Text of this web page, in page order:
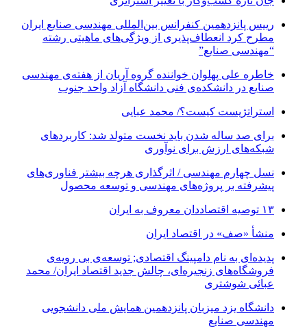
رییس پانزدهمین کنفرانس بین‌المللی مهندسی صنایع ایران
مطرح کرد انعطاف‌پذیری از ویژگی‌های ماهیتی رشته
“مهندسی صنایع”
خاطره علی پهلوان خواننده گروه آریان از هفته‌ی مهندسی
صنایع در دانشکده‌ی فنی دانشگاه آزاد واحد جنوب
استراتژیست کیست؟‬/ محمد عبایی
برای صد ساله شدن باید نخست متولد شد: کاربردهای
شبکه‌های ارزش برای نوآوری
نسل چهارم مهندسی / اثرگذاری هرچه بیشتر فناوری‌های
پیشرفته بر پروژه‌های مهندسی و توسعه محصول
۱۳ توصیه اقتصاددان معروف به ایران
منشأ «صف» در اقتصاد ایران
پدیده‌ای به نام دامپینگ اقتصادی; توسعه‌ی بی رویه‌ی
فروشگاه‌های زنجیره‌ای، چالش جدید اقتصاد ایران/ محمد
عبائی شوشتری
دانشگاه یزد میزبان پانزدهمین همایش ملی دانشجویی
مهندسی صنایع